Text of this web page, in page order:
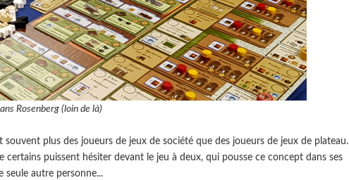
Rosenberg (loin de là)
plus des joueurs de jeux de société que des joueurs de jeux de plateau.
puissent hésiter devant le jeu à deux, qui pousse ce concept dans ses
seule autre personne...